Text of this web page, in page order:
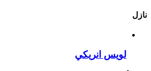
نازل
لويس انريكي